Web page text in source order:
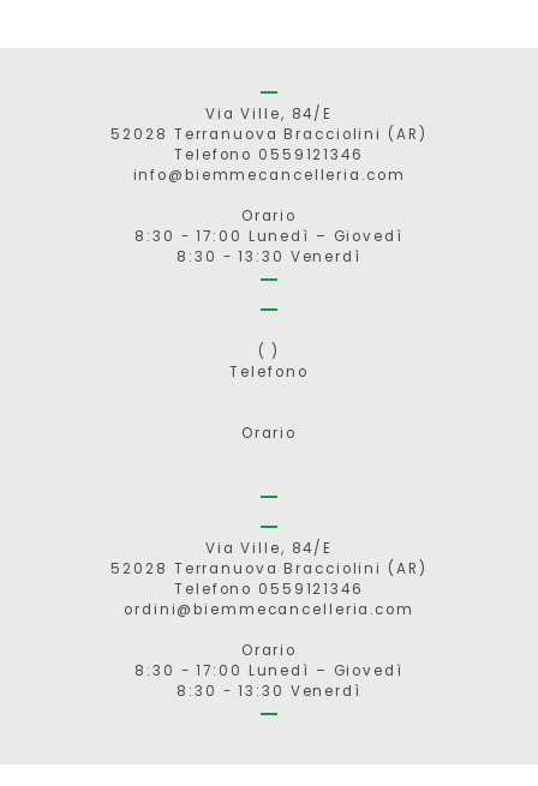
Via Ville, 84/E
52028 Terranuova Bracciolini (AR)
Telefono 0559121346
info@biemmecancelleria.com
Orario
8:30 - 17:00 Lunedì – Giovedì
8:30 - 13:30 Venerdì
( )
Telefono
Orario
Via Ville, 84/E
52028 Terranuova Bracciolini (AR)
Telefono 0559121346
ordini@biemmecancelleria.com
Orario
8:30 - 17:00 Lunedì – Giovedì
8:30 - 13:30 Venerdì